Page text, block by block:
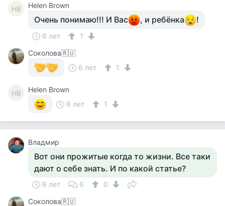
HB Helen Brown
Очень понимаю!!! И Вас , и ребёнка !
6 лет
1
Соколова🇷🇺
6 лет
1
HB
Helen Brown
6 лет
1
Владмир
Вот они прожитые когда то жизни. Все таки
дают о себе знать. И по какой статье?
6 лет 6
0
Соколова🇷🇺